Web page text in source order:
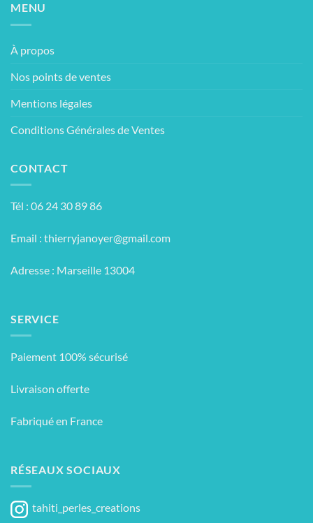
MENU
À propos
Nos points de ventes
Mentions légales
Conditions Générales de Ventes
CONTACT
Tél : 06 24 30 89 86
Email : thierryjanoyer@gmail.com
Adresse : Marseille 13004
SERVICE
Paiement 100% sécurisé
Livraison offerte
Fabriqué en France
RÉSEAUX SOCIAUX
tahiti_perles_creations